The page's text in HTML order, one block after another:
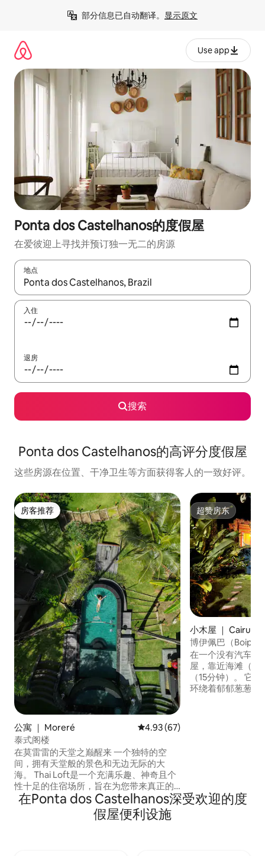
部分信息已自动翻译。 显示原文
Use app
Ponta dos Castelhanos的度假屋
在爱彼迎上寻找并预订独一无二的房源
地点
如有搜索结果，请使用上下方向键查看，或通过点击或滑动手势
入住
退房
搜索
Ponta dos Castelhanos的高评分度假屋
这些房源在位置、干净卫生等方面获得客人的一致好评。
房客推荐
房客推荐
公寓 ｜ Moreré 平均评分 4.93 分（满分 5 分）
4.93 (67)
泰式阁楼
在莫雷雷的天堂之巅醒来 一个独特的空
间，拥有天堂般的景色和无边无际的大
海。 Thai Loft是一个充满乐趣、神奇且个
性十足的住宿场所，旨在为您带来真正的
体验，让您在巴伊亚州最原始的目的地之
一度过难忘的异国风情日子。 在这里，您
可以直接从床上看到太阳从大海中升起，
超赞房东
超赞房东
小木屋 ｜ Cairu
博伊佩巴（
屋，靠近大海。
在一个没有汽车的
屋，靠近海滩（步
（15分钟）。 它
环绕着郁郁葱葱的
在Ponta dos Castelhanos深受欢迎的度
假屋便利设施